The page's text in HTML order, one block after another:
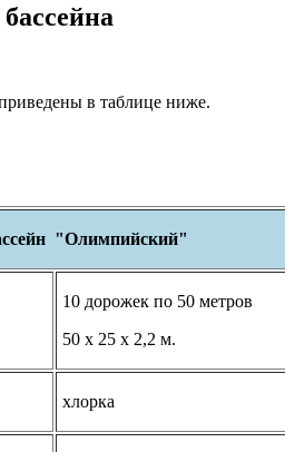
в таблице ниже.
"Олимпийский"
10 дорожек по 50 метров
50 х 25 х 2,2 м.
хлорка